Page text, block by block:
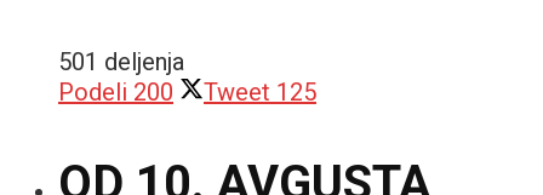
501 deljenja
Podeli 200 Tweet 125
OD 10. AVGUSTA